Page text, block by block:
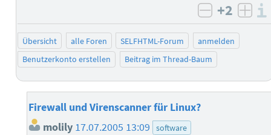
negativ
+2
Übersicht alle Foren SELFHTML-Forum
anmelden
Benutzerkonto erstellen
Beitrag im Thread-Baum
Firewall und Virenscanner für Linux?
molily 17.07.2005 13:09 software